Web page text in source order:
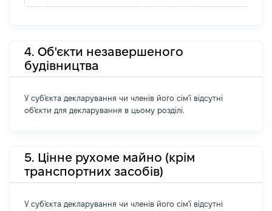
4. Об'єкти незавершеного
будівництва
У суб'єкта декларування чи членів його сім'ї відсутні
об'єкти для декларування в цьому розділі.
5. Цінне рухоме майно (крім
транспортних засобів)
У суб'єкта декларування чи членів його сім'ї відсутні